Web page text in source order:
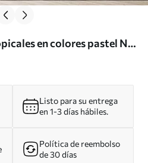
en colores pastel Nr.
Listo para su entrega
en 1-3 días hábiles.
Política de reembolso
de 30 días